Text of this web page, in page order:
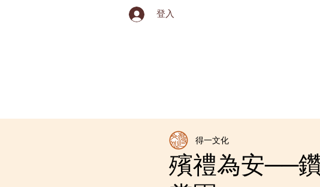
登入
殯禮為安──
得一文化